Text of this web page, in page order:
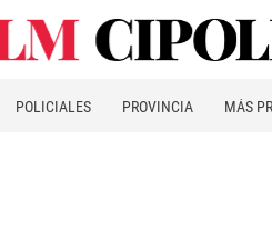
POLICIALES PROVINCIA MÁS